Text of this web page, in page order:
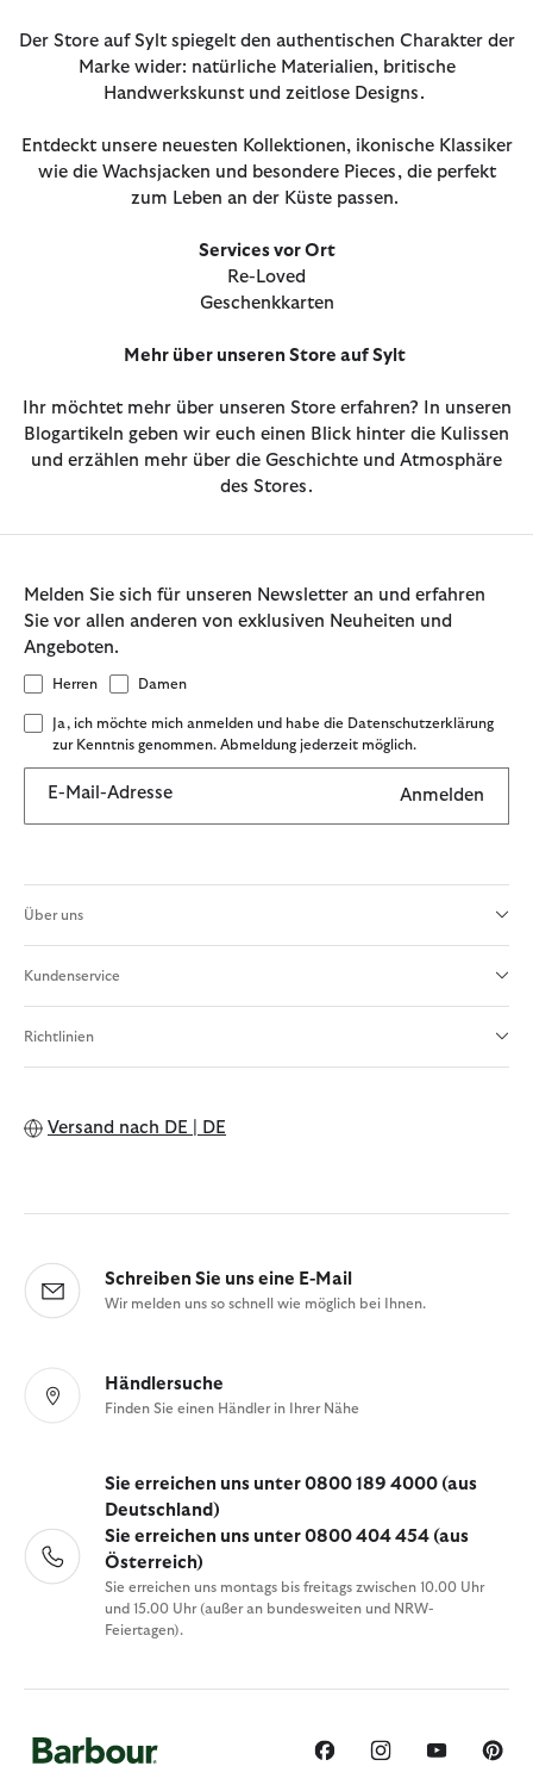
Der Store auf Sylt spiegelt den authentischen Charakter der
Marke wider: natürliche Materialien, britische
Handwerkskunst und zeitlose Designs.
Entdeckt unsere neuesten Kollektionen, ikonische Klassiker
wie die Wachsjacken und besondere Pieces, die perfekt
zum Leben an der Küste passen.
Services vor Ort
Re-Loved
Geschenkkarten
Mehr über unseren Store auf Sylt
Ihr möchtet mehr über unseren Store erfahren? In unseren
Blogartikeln geben wir euch einen Blick hinter die Kulissen
und erzählen mehr über die Geschichte und Atmosphäre
des Stores.
Melden Sie sich für unseren Newsletter an und erfahren
Sie vor allen anderen von exklusiven Neuheiten und
Angeboten.
Herren Damen
Ja, ich möchte mich anmelden und habe die Datenschutzerklärung
zur Kenntnis genommen. Abmeldung jederzeit möglich.
E-Mail-Adresse Anmelden
Über uns
Kundenservice
Richtlinien
Versand nach DE | DE
Schreiben Sie uns eine E-Mail
Wir melden uns so schnell wie möglich bei Ihnen.
Händlersuche
Finden Sie einen Händler in Ihrer Nähe
Sie erreichen uns unter 0800 189 4000 (aus
Deutschland)
Sie erreichen uns unter 0800 404 454 (aus
Österreich)
Sie erreichen uns montags bis freitags zwischen 10.00 Uhr
und 15.00 Uhr (außer an bundesweiten und NRW-
Feiertagen).